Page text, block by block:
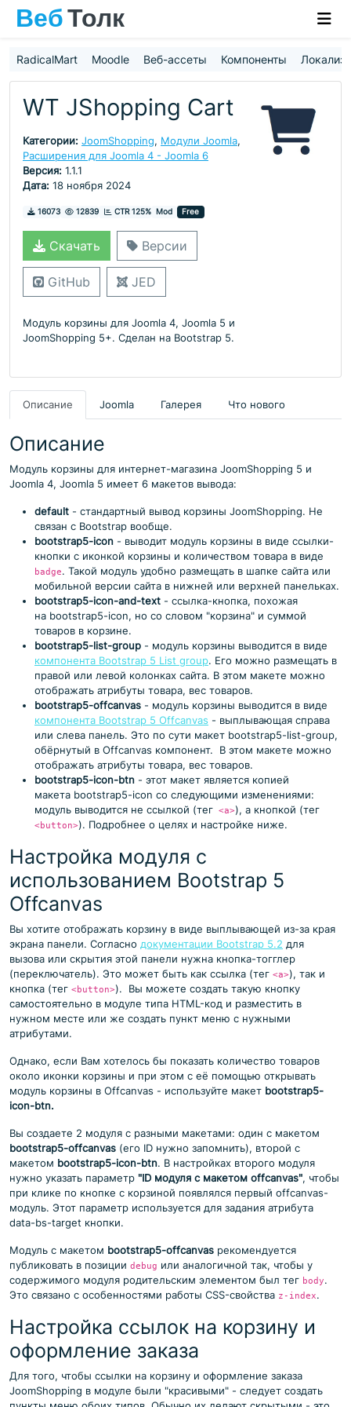
RadicalMart Moodle Веб-ассеты Компоненты
WT JShopping Cart
Категории: JoomShopping, Модули Joomla,
Расширения для Joomla 4 - Joomla 6
Версия: 1.1.1
Дата: 18 ноября 2024
Скачивания
16073 Просмотры
12839 CTR 125% Mod Free
Скачать Версии
GitHub JED
Модуль корзины для Joomla 4, Joomla 5 и
JoomShopping 5+. Сделан на Bootstrap 5.
Описание Joomla Галерея Что нового
Описание
Модуль корзины для интернет-магазина JoomShopping 5 и
Joomla 4, Joomla 5 имеет 6 макетов вывода:
default - стандартный вывод корзины JoomShopping. Не
связан с Bootstrap вообще.
bootstrap5-icon - выводит модуль корзины в виде ссылки-
кнопки с иконкой корзины и количеством товара в виде
badge. Такой модуль удобно размещать в шапке сайта или
мобильной версии сайта в нижней или верхней панельках.
bootstrap5-icon-and-text - ссылка-кнопка, похожая
на bootstrap5-icon, но со словом "корзина" и суммой
товаров в корзине.
bootstrap5-list-group - модуль корзины выводится в виде
компонента Bootstrap 5 List group. Его можно размещать в
правой или левой колонках сайта. В этом макете можно
отображать атрибуты товара, вес товаров.
bootstrap5-offcanvas - модуль корзины выводится в виде
компонента Bootstrap 5 Offcanvas - выплывающая справа
или слева панель. Это по сути макет bootstrap5-list-group,
обёрнутый в Offcanvas компонент. В этом макете можно
отображать атрибуты товара, вес товаров.
bootstrap5-icon-btn - этот макет является копией
макета bootstrap5-icon со следующими изменениями:
модуль выводится не ссылкой (тег <a>), а кнопкой (тег
<button>). Подробнее о целях и настройке ниже.
Настройка модуля с
использованием Bootstrap 5
Offcanvas
Вы хотите отображать корзину в виде выплывающей из-за края
экрана панели. Согласно документации Bootstrap 5.2 для
вызова или скрытия этой панели нужна кнопка-тогглер
(переключатель). Это может быть как ссылка (тег <a>), так и
кнопка (тег <button>). Вы можете создать такую кнопку
самостоятельно в модуле типа HTML-код и разместить в
нужном месте или же создать пункт меню с нужными
атрибутами.
Однако, если Вам хотелось бы показать количество товаров
около иконки корзины и при этом с её помощью открывать
модуль корзины в Offcanvas - используйте макет bootstrap5-
icon-btn.
Вы создаете 2 модуля с разными макетами: один с макетом
bootstrap5-offcanvas (его ID нужно запомнить), второй с
макетом bootstrap5-icon-btn. В настройках второго модуля
нужно указать параметр "ID модуля с макетом offcanvas", чтобы
при клике по кнопке с корзиной появлялся первый offcanvas-
модуль. Этот параметр используется для задания атрибута
data-bs-target кнопки.
Модуль с макетом bootstrap5-offcanvas рекомендуется
публиковать в позиции debug или аналогичной так, чтобы у
содержимого модуля родительским элементом был тег body.
Это связано с особенностями работы CSS-свойства z-index.
Настройка ссылок на корзину и
оформление заказа
Для того, чтобы ссылки на корзину и оформление заказа
JoomShopping в модуле были "красивыми" - следует создать